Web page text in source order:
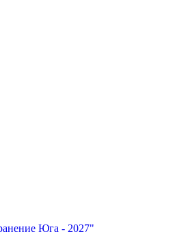
Юга - 2027"